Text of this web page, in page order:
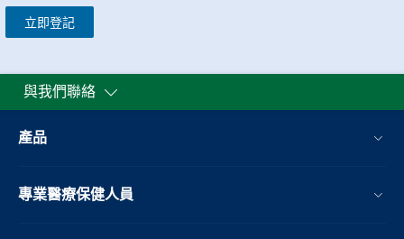
立即登記
與我們聯絡
產品
專業醫療保健人員